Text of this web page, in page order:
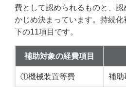
費として認められるものと、
かじめ決まっています。持続
下の11項目です。
補助対象の経費項目
①機械装置等費 補助